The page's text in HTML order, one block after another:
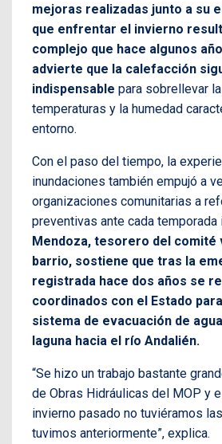
mejoras realizadas junto a su
que enfrentar el invierno
complejo que hace algunos
advierte que la calefacción
indispensable para sobrellevar
temperaturas y la humedad
entorno.
Con el paso del tiempo, la
inundaciones también empujó a
organizaciones comunitarias a
preventivas ante cada temporada
Mendoza, tesorero del comité
barrio, sostiene que tras la
registrada hace dos años se
coordinados con el Estado
sistema de evacuación de
laguna hacia el río Andalién.
“Se hizo un trabajo bastante
de Obras Hidráulicas del MOP y
invierno pasado no tuviéramos
tuvimos anteriormente”, explica.